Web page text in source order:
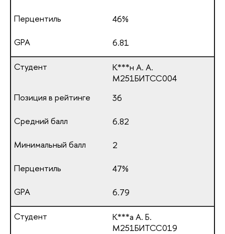
46%
6.81
К***н А. А.
М251БИТСС004
36
6.82
2
47%
6.79
К***а А. Б.
М251БИТСС019